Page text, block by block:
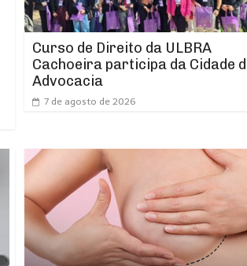
Curso de Direito da ULBRA
Cachoeira participa da Cidade
Advocacia
7 de agosto de 2026